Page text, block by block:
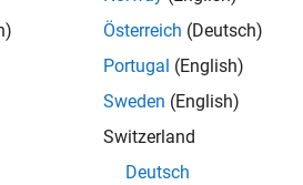
Österreich (Deutsch)
Portugal (English)
Sweden (English)
Switzerland
Deutsch